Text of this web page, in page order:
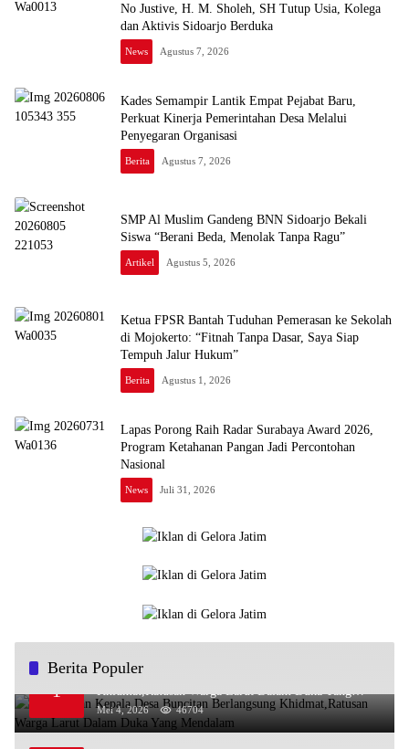
No Justive, H. M. Sholeh, SH Tutup Usia, Kolega
dan Aktivis Sidoarjo Berduka
News Agustus 7, 2026
Kades Semampir Lantik Empat Pejabat Baru,
Perkuat Kinerja Pemerintahan Desa Melalui
Penyegaran Organisasi
Berita Agustus 7, 2026
SMP Al Muslim Gandeng BNN Sidoarjo Bekali
Siswa “Berani Beda, Menolak Tanpa Ragu”
Artikel Agustus 5, 2026
Ketua FPSR Bantah Tuduhan Pemerasan ke Sekolah
di Mojokerto: “Fitnah Tanpa Dasar, Saya Siap
Tempuh Jalur Hukum”
Berita Agustus 1, 2026
Lapas Porong Raih Radar Surabaya Award 2026,
Program Ketahanan Pangan Jadi Percontohan
Nasional
News Juli 31, 2026
Berita Populer
1
Pemakaman Kepala Desa Buncitan Berlangsung
Mendalam
Mei 4, 2026 46704